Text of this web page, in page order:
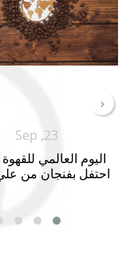
Sep ,23
احتفل بفنجان من
‹